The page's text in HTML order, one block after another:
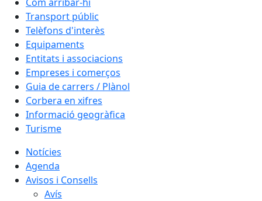
Transport públic
Telèfons d'interès
Equipaments
Entitats i associacions
Empreses i comerços
Guia de carrers / Plànol
Corbera en xifres
Informació geogràfica
Turisme
Notícies
Agenda
Avisos i Consells
Avís